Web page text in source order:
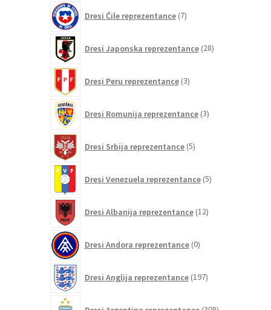
Dresi Čile reprezentance 7izdelkov
Dresi Japonska reprezentance 28izdelkov
Dresi Peru reprezentance 3izdelki
Dresi Romunija reprezentance 3izdelki
Dresi Srbija reprezentance 5izdelkov
Dresi Venezuela reprezentance 5izdelkov
Dresi Albanija reprezentance 12izdelkov
Dresi Andora reprezentance 0izdelkov
Dresi Anglija reprezentance 197izdelkov